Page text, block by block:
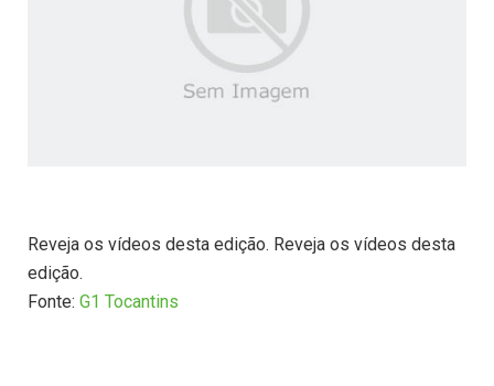
Reveja os vídeos desta edição. Reveja os vídeos desta
edição.
Fonte: G1 Tocantins